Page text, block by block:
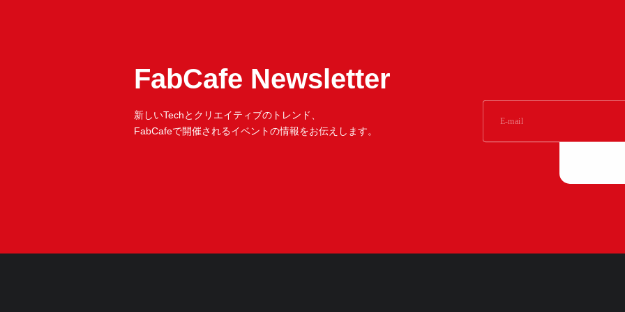
FabCafe Newsletter
新しいTechとクリエイティブのトレンド、
FabCafeで開催されるイベントの情報をお伝えします。